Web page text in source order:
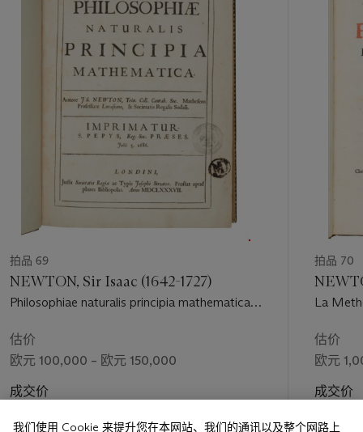
拍品 69
NEWTON, Sir Isaac (1642-1727)
Philosophiae naturalis principia mathematica.
Society [disponible chez plusieurs libraires],
1687.
估价
欧元 100,000 – 欧元 150,000
成交价
拍品 70
La
估价
欧元
成交价
我们使用 Cookie 来提升您在本网站、我们的通讯以及整个网路上